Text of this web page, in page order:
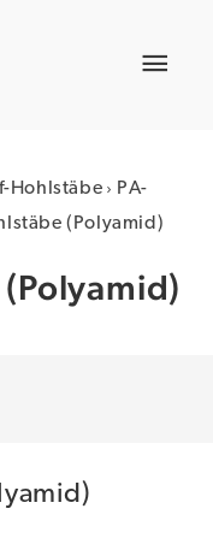
Hohlstäbe › PA-
(Polyamid)